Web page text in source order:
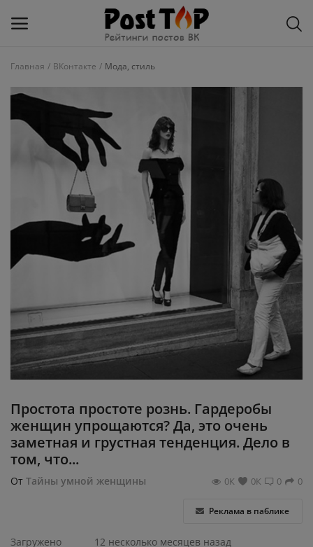
ВКонтакте
Избранное
О рейтинге
Статьи, обзоры
Регистрация
Главная ВКонтакте Мода, стиль
Простота простоте рознь. Гардеробы
женщин упрощаются? Да, это очень
заметная и грустная тенденция. Дело в
том, что...
От Тайны умной женщины 0
0
0К
0К
Реклама в паблике
Загружено 12 несколько месяцев назад